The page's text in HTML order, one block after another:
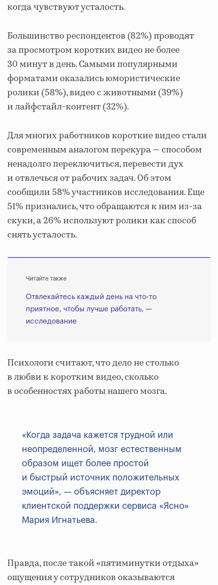
когда чувствуют усталость.
Большинство респондентов (82%) проводят
за просмотром коротких видео не более
30 минут в день. Самыми популярными
форматами оказались юмористические
ролики (58%), видео с животными (39%)
и лайфстайл-контент (32%).
Для многих работников короткие видео стали
современным аналогом перекура — способом
ненадолго переключиться, перевести дух
и отвлечься от рабочих задач. Об этом
сообщили 58% участников исследования. Еще
51% признались, что обращаются к ним из-за
скуки, а 26% используют ролики как способ
снять усталость.
Читайте также
Отвлекайтесь каждый день на что-то
приятное, чтобы лучше работать, —
исследование
Психологи считают, что дело не столько
в любви к коротким видео, сколько
в особенностях работы нашего мозга.
«Когда задача кажется трудной или
неопределенной, мозг естественным
образом ищет более простой
и быстрый источник положительных
эмоций», — объясняет директор
клиентской поддержки сервиса «Ясно»
Мария Игнатьева.
Правда, после такой «пятиминутки отдыха»
ощущения у сотрудников оказываются